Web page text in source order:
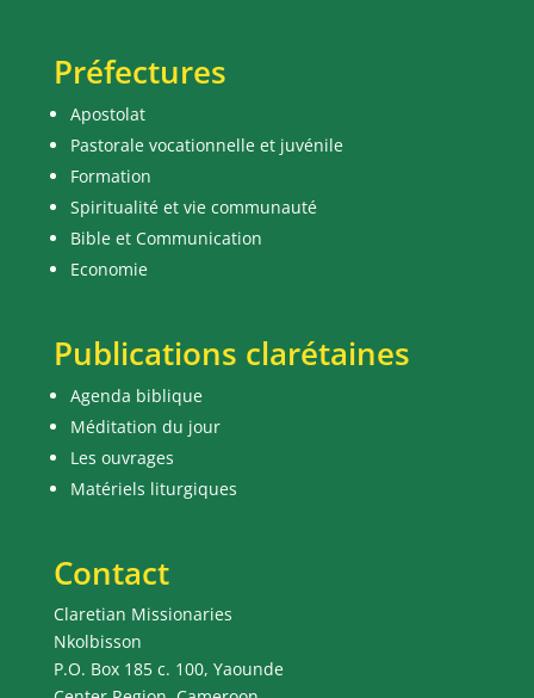
Préfectures
Apostolat
Pastorale vocationnelle et juvénile
Formation
Spiritualité et vie communauté
Bible et Communication
Economie
Publications clarétaines
Agenda biblique
Méditation du jour
Les ouvrages
Matériels liturgiques
Contact
Claretian Missionaries
Nkolbisson
P.O. Box 185 c. 100, Yaounde